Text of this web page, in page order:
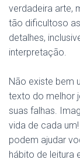
verdadeira arte,
tão dificultoso
detalhes,
interpretação.
Não existe bem
texto do melhor
suas falhas.
vida de cada
podem ajudar
hábito de leitura